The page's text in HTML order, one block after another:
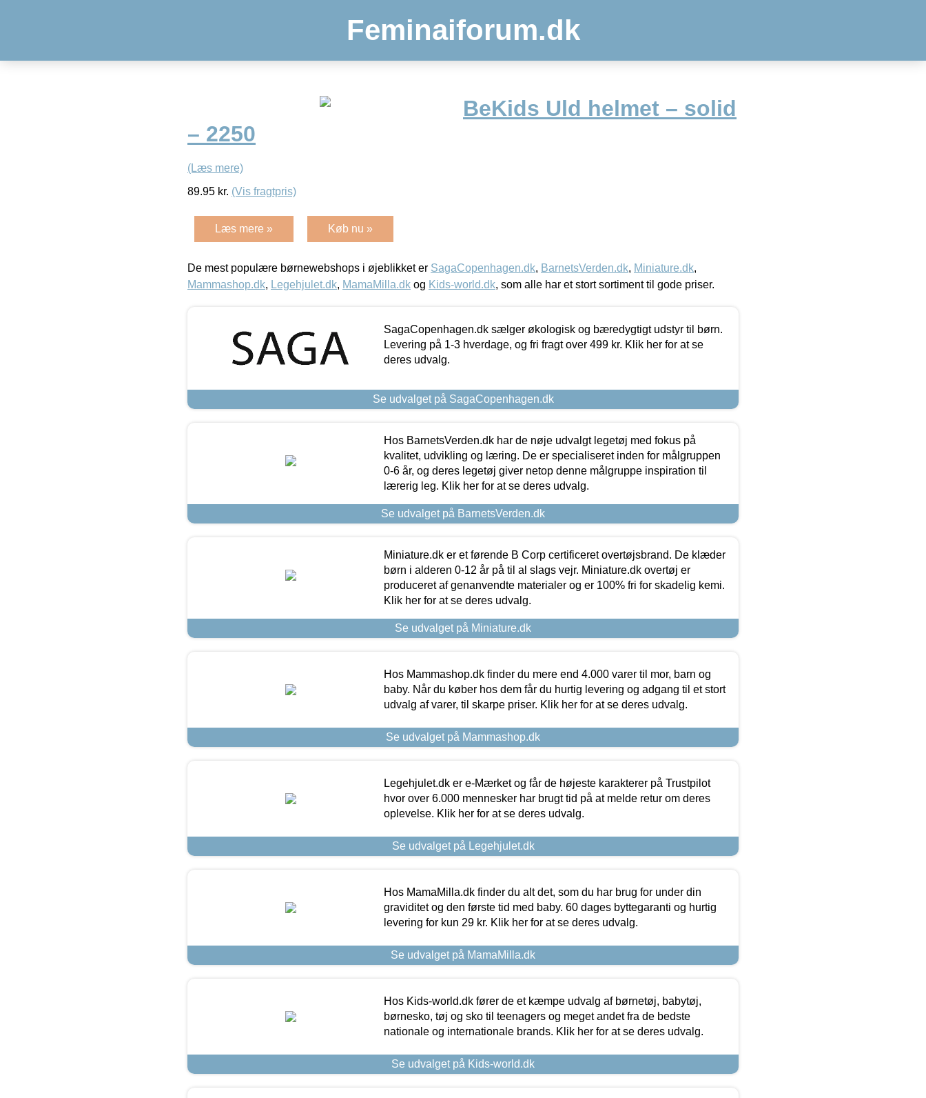
Feminaiforum.dk
BeKids Uld helmet – solid
– 2250
(Læs mere)
89.95 kr. (Vis fragtpris)
Læs mere » Køb nu »
De mest populære børnewebshops i øjeblikket er SagaCopenhagen.dk, BarnetsVerden.dk, Miniature.dk,
Mammashop.dk, Legehjulet.dk, MamaMilla.dk og Kids-world.dk, som alle har et stort sortiment til gode priser.
SagaCopenhagen.dk sælger økologisk og bæredygtigt udstyr til børn.
Levering på 1-3 hverdage, og fri fragt over 499 kr. Klik her for at se
deres udvalg.
Se udvalget på SagaCopenhagen.dk
Hos BarnetsVerden.dk har de nøje udvalgt legetøj med fokus på
kvalitet, udvikling og læring. De er specialiseret inden for målgruppen
0-6 år, og deres legetøj giver netop denne målgruppe inspiration til
lærerig leg. Klik her for at se deres udvalg.
Se udvalget på BarnetsVerden.dk
Miniature.dk er et førende B Corp certificeret overtøjsbrand. De klæder
børn i alderen 0-12 år på til al slags vejr. Miniature.dk overtøj er
produceret af genanvendte materialer og er 100% fri for skadelig kemi.
Klik her for at se deres udvalg.
Se udvalget på Miniature.dk
Hos Mammashop.dk finder du mere end 4.000 varer til mor, barn og
baby. Når du køber hos dem får du hurtig levering og adgang til et stort
udvalg af varer, til skarpe priser. Klik her for at se deres udvalg.
Se udvalget på Mammashop.dk
Legehjulet.dk er e-Mærket og får de højeste karakterer på Trustpilot
hvor over 6.000 mennesker har brugt tid på at melde retur om deres
oplevelse. Klik her for at se deres udvalg.
Se udvalget på Legehjulet.dk
Hos MamaMilla.dk finder du alt det, som du har brug for under din
graviditet og den første tid med baby. 60 dages byttegaranti og hurtig
levering for kun 29 kr. Klik her for at se deres udvalg.
Se udvalget på MamaMilla.dk
Hos Kids-world.dk fører de et kæmpe udvalg af børnetøj, babytøj,
børnesko, tøj og sko til teenagers og meget andet fra de bedste
nationale og internationale brands. Klik her for at se deres udvalg.
Se udvalget på Kids-world.dk